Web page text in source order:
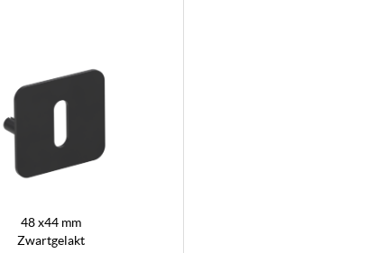
48 x44 mm
Zwartgelakt